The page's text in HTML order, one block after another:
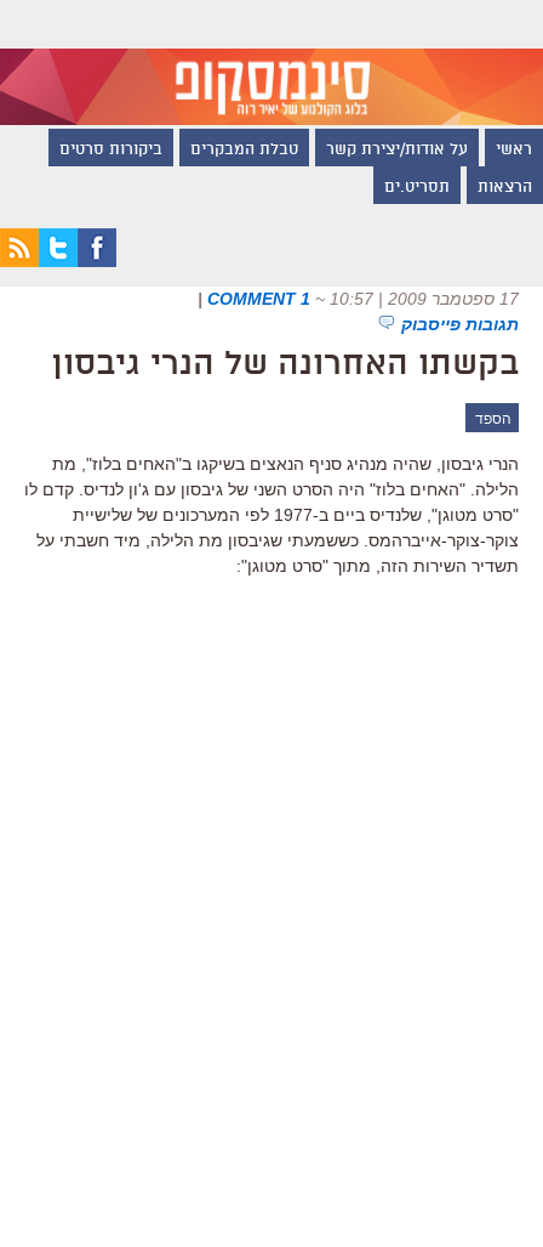
ראשי על אודות/יצירת קשר טבלת המבקרים ביקורות סרטים
הרצאות תסריט.ים
17 ספטמבר 2009 | 10:57 ~
1 COMMENT
|
תגובות פייסבוק
בקשתו האחרונה של הנרי גיבסון
הספד
הנרי גיבסון, שהיה מנהיג סניף הנאצים בשיקגו ב"האחים בלוז", מת
הלילה. "האחים בלוז" היה הסרט השני של גיבסון עם ג'ון לנדיס. קדם לו
"סרט מטוגן", שלנדיס ביים ב-1977 לפי המערכונים של שלישיית
צוקר-צוקר-אייברהמס. כששמעתי שגיבסון מת הלילה, מיד חשבתי על
תשדיר השירות הזה, מתוך "סרט מטוגן":